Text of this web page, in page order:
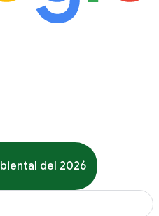
del 2026